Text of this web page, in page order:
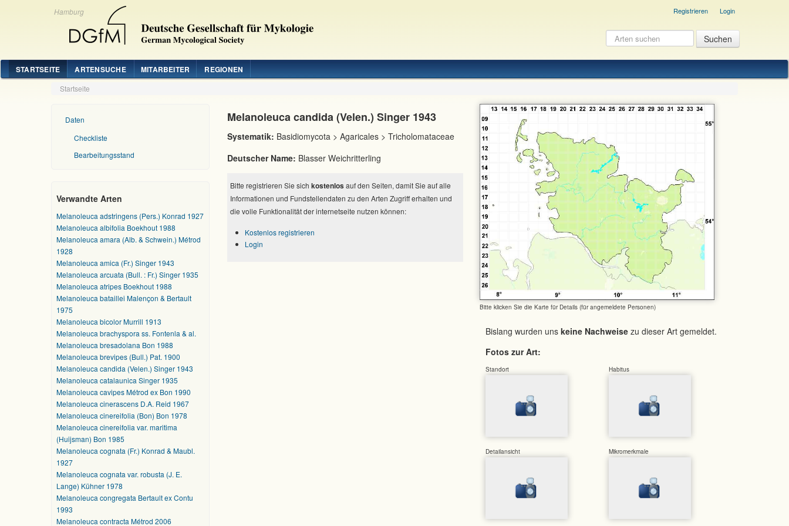
Hamburg Registrieren Login
STARTSEITE ARTENSUCHE MITARBEITER REGIONEN
Startseite
Daten
Checkliste
Bearbeitungsstand
Verwandte Arten
Melanoleuca adstringens (Pers.) Konrad 1927
Melanoleuca albifolia Boekhout 1988
Melanoleuca amara (Alb. & Schwein.) Métrod
1928
Melanoleuca amica (Fr.) Singer 1943
Melanoleuca arcuata (Bull. : Fr.) Singer 1935
Melanoleuca atripes Boekhout 1988
Melanoleuca bataillei Malençon & Bertault
1975
Melanoleuca bicolor Murrill 1913
Melanoleuca brachyspora ss. Fontenla & al.
Melanoleuca bresadolana Bon 1988
Melanoleuca brevipes (Bull.) Pat. 1900
Melanoleuca candida (Velen.) Singer 1943
Melanoleuca catalaunica Singer 1935
Melanoleuca cavipes Métrod ex Bon 1990
Melanoleuca cinerascens D.A. Reid 1967
Melanoleuca cinereifolia (Bon) Bon 1978
Melanoleuca cinereifolia var. maritima
(Huijsman) Bon 1985
Melanoleuca cognata (Fr.) Konrad & Maubl.
1927
Melanoleuca cognata var. robusta (J. E.
Lange) Kühner 1978
Melanoleuca congregata Bertault ex Contu
1993
Melanoleuca contracta Métrod 2006
Bitte klicken Sie die Karte für Details (für angemeldete Personen)
Bislang wurden uns keine Nachweise zu dieser Art gemeldet.
Fotos zur Art:
Standort Habitus
Detailansicht Mikromerkmale
Melanoleuca candida (Velen.) Singer 1943
Systematik: Basidiomycota > Agaricales > Tricholomataceae
Deutscher Name: Blasser Weichritterling
Bitte registrieren Sie sich kostenlos auf den Seiten, damit Sie auf alle
Informationen und Fundstellendaten zu den Arten Zugriff erhalten und
die volle Funktionalität der internetseite nutzen können:
Kostenlos registrieren
Login